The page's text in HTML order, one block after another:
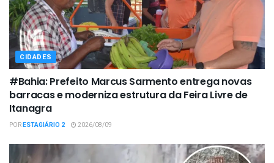
CIDADES
#Bahia: Prefeito Marcus Sarmento entrega novas
barracas e moderniza estrutura da Feira Livre de
Itanagra
PORESTAGIÁRIO 2 2026/08/09